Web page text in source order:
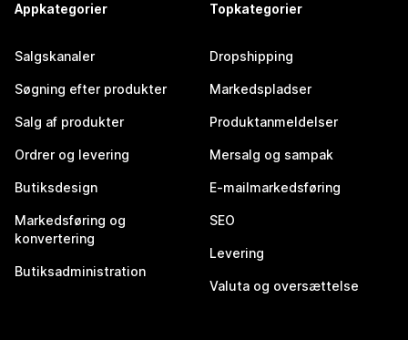
Appkategorier
Salgskanaler
Søgning efter produkter
Salg af produkter
Ordrer og levering
Butiksdesign
Markedsføring og
konvertering
Butiksadministration
Topkategorier
Dropshipping
Markedspladser
Produktanmeldelser
Mersalg og sampak
E-mailmarkedsføring
SEO
Levering
Valuta og oversættelse